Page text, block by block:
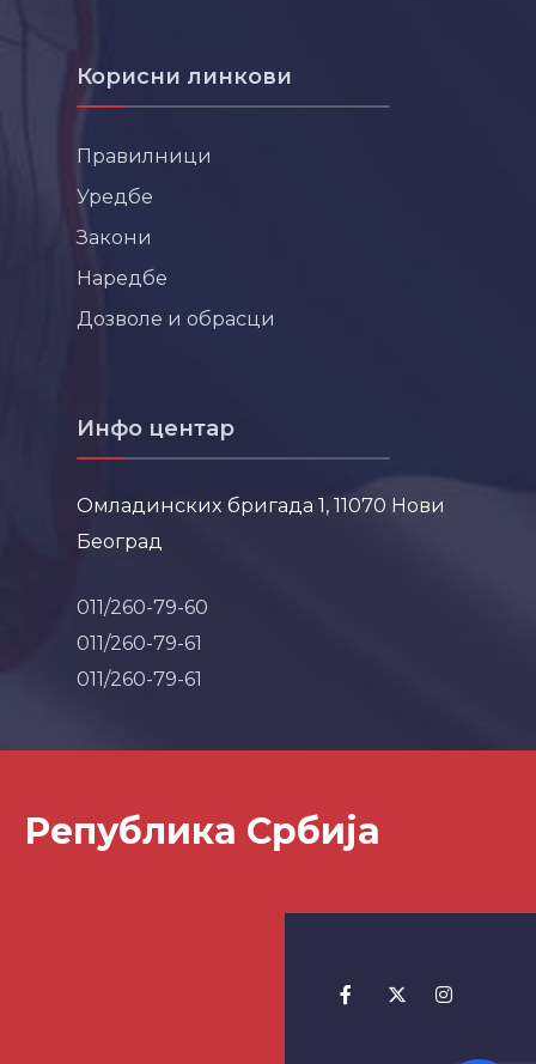
Корисни линкови
Правилници
Уредбе
Закони
Наредбе
Дозволе и обрасци
Инфо центар
Омладинских бригада 1, 11070 Нови
Београд
011/260-79-60
011/260-79-61
011/260-79-61
Република Србија